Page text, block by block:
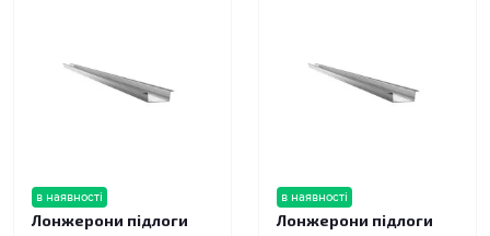
в наявності
Лонжерони підлоги
в наявності
Лонжерони підлоги